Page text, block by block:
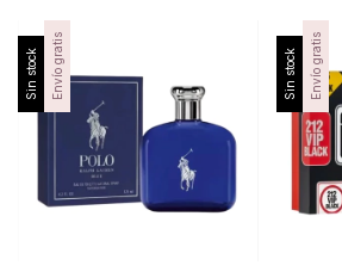
Sin stock Envío gratis Sin stock Envío gratis